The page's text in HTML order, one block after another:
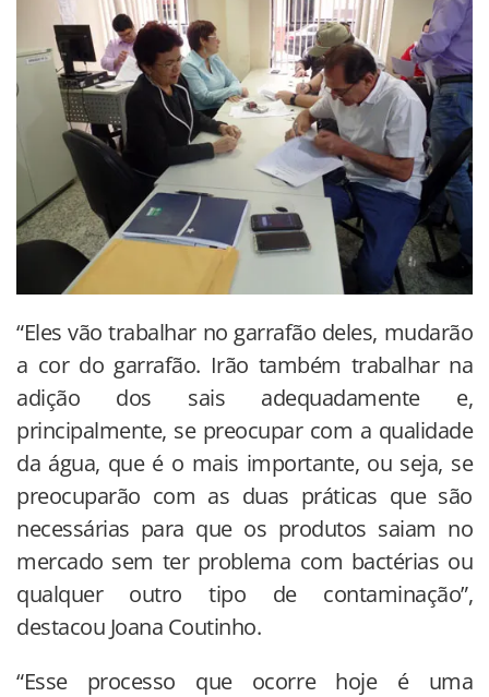
“Eles vão trabalhar no garrafão deles, mudarão
a cor do garrafão. Irão também trabalhar na
adição dos sais adequadamente e,
principalmente, se preocupar com a qualidade
da água, que é o mais importante, ou seja, se
preocuparão com as duas práticas que são
necessárias para que os produtos saiam no
mercado sem ter problema com bactérias ou
qualquer outro tipo de contaminação”,
destacou Joana Coutinho.
“Esse processo que ocorre hoje é uma